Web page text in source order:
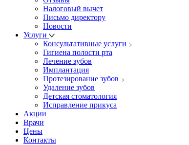
Налоговый вычет
Письмо директору
Новости
Услуги
Консультативные услуги
Гигиена полости рта
Лечение зубов
Имплантация
Протезирование зубов
Удаление зубов
Детская стоматология
Исправление прикуса
Акции
Врачи
Цены
Контакты